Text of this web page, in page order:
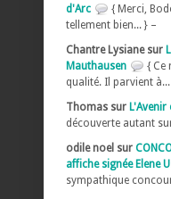
d'Arc
{ Merci,
tellement bien... } –
Chantre Lysiane sur
Mauthausen
{ Ce
qualité. Il parvient à...
Thomas sur L'Avenir
découverte autant
odile noel sur
affiche signée Elene
sympathique